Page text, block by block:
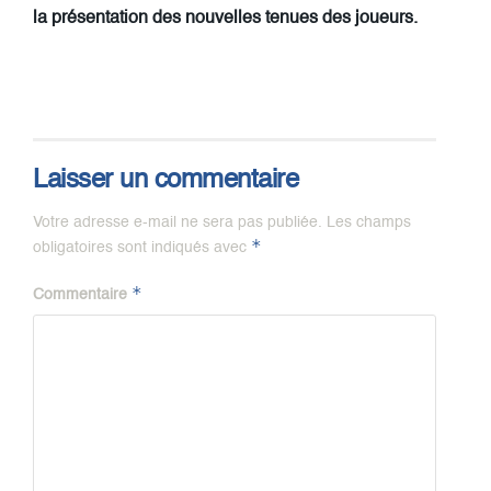
la présentation des nouvelles tenues des joueurs.
Laisser un commentaire
Votre adresse e-mail ne sera pas publiée.
Les champs
obligatoires sont indiqués avec *
Commentaire *